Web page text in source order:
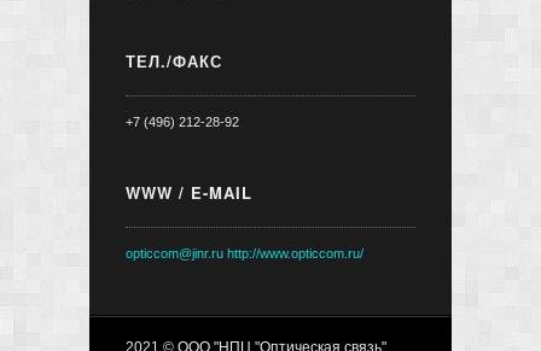
ТЕЛ./ФАКС
+7 (496) 212-28-92
WWW / E-MAIL
opticcom@jinr.ru http://www.opticcom.ru/
2021 © ООО "НПЦ "Оптическая связь"